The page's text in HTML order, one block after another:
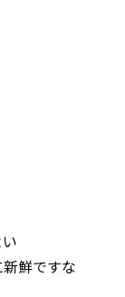
鮮ですな